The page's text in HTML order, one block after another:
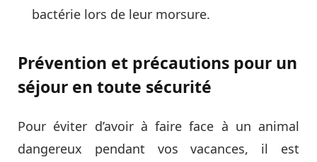
bactérie lors de leur morsure.
Prévention et précautions pour un
séjour en toute sécurité
Pour éviter d’avoir à faire face à un animal
dangereux pendant vos vacances, il est